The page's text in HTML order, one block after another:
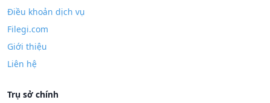
Điều khoản dịch vụ
Filegi.com
Giới thiệu
Liên hệ
Trụ sở chính